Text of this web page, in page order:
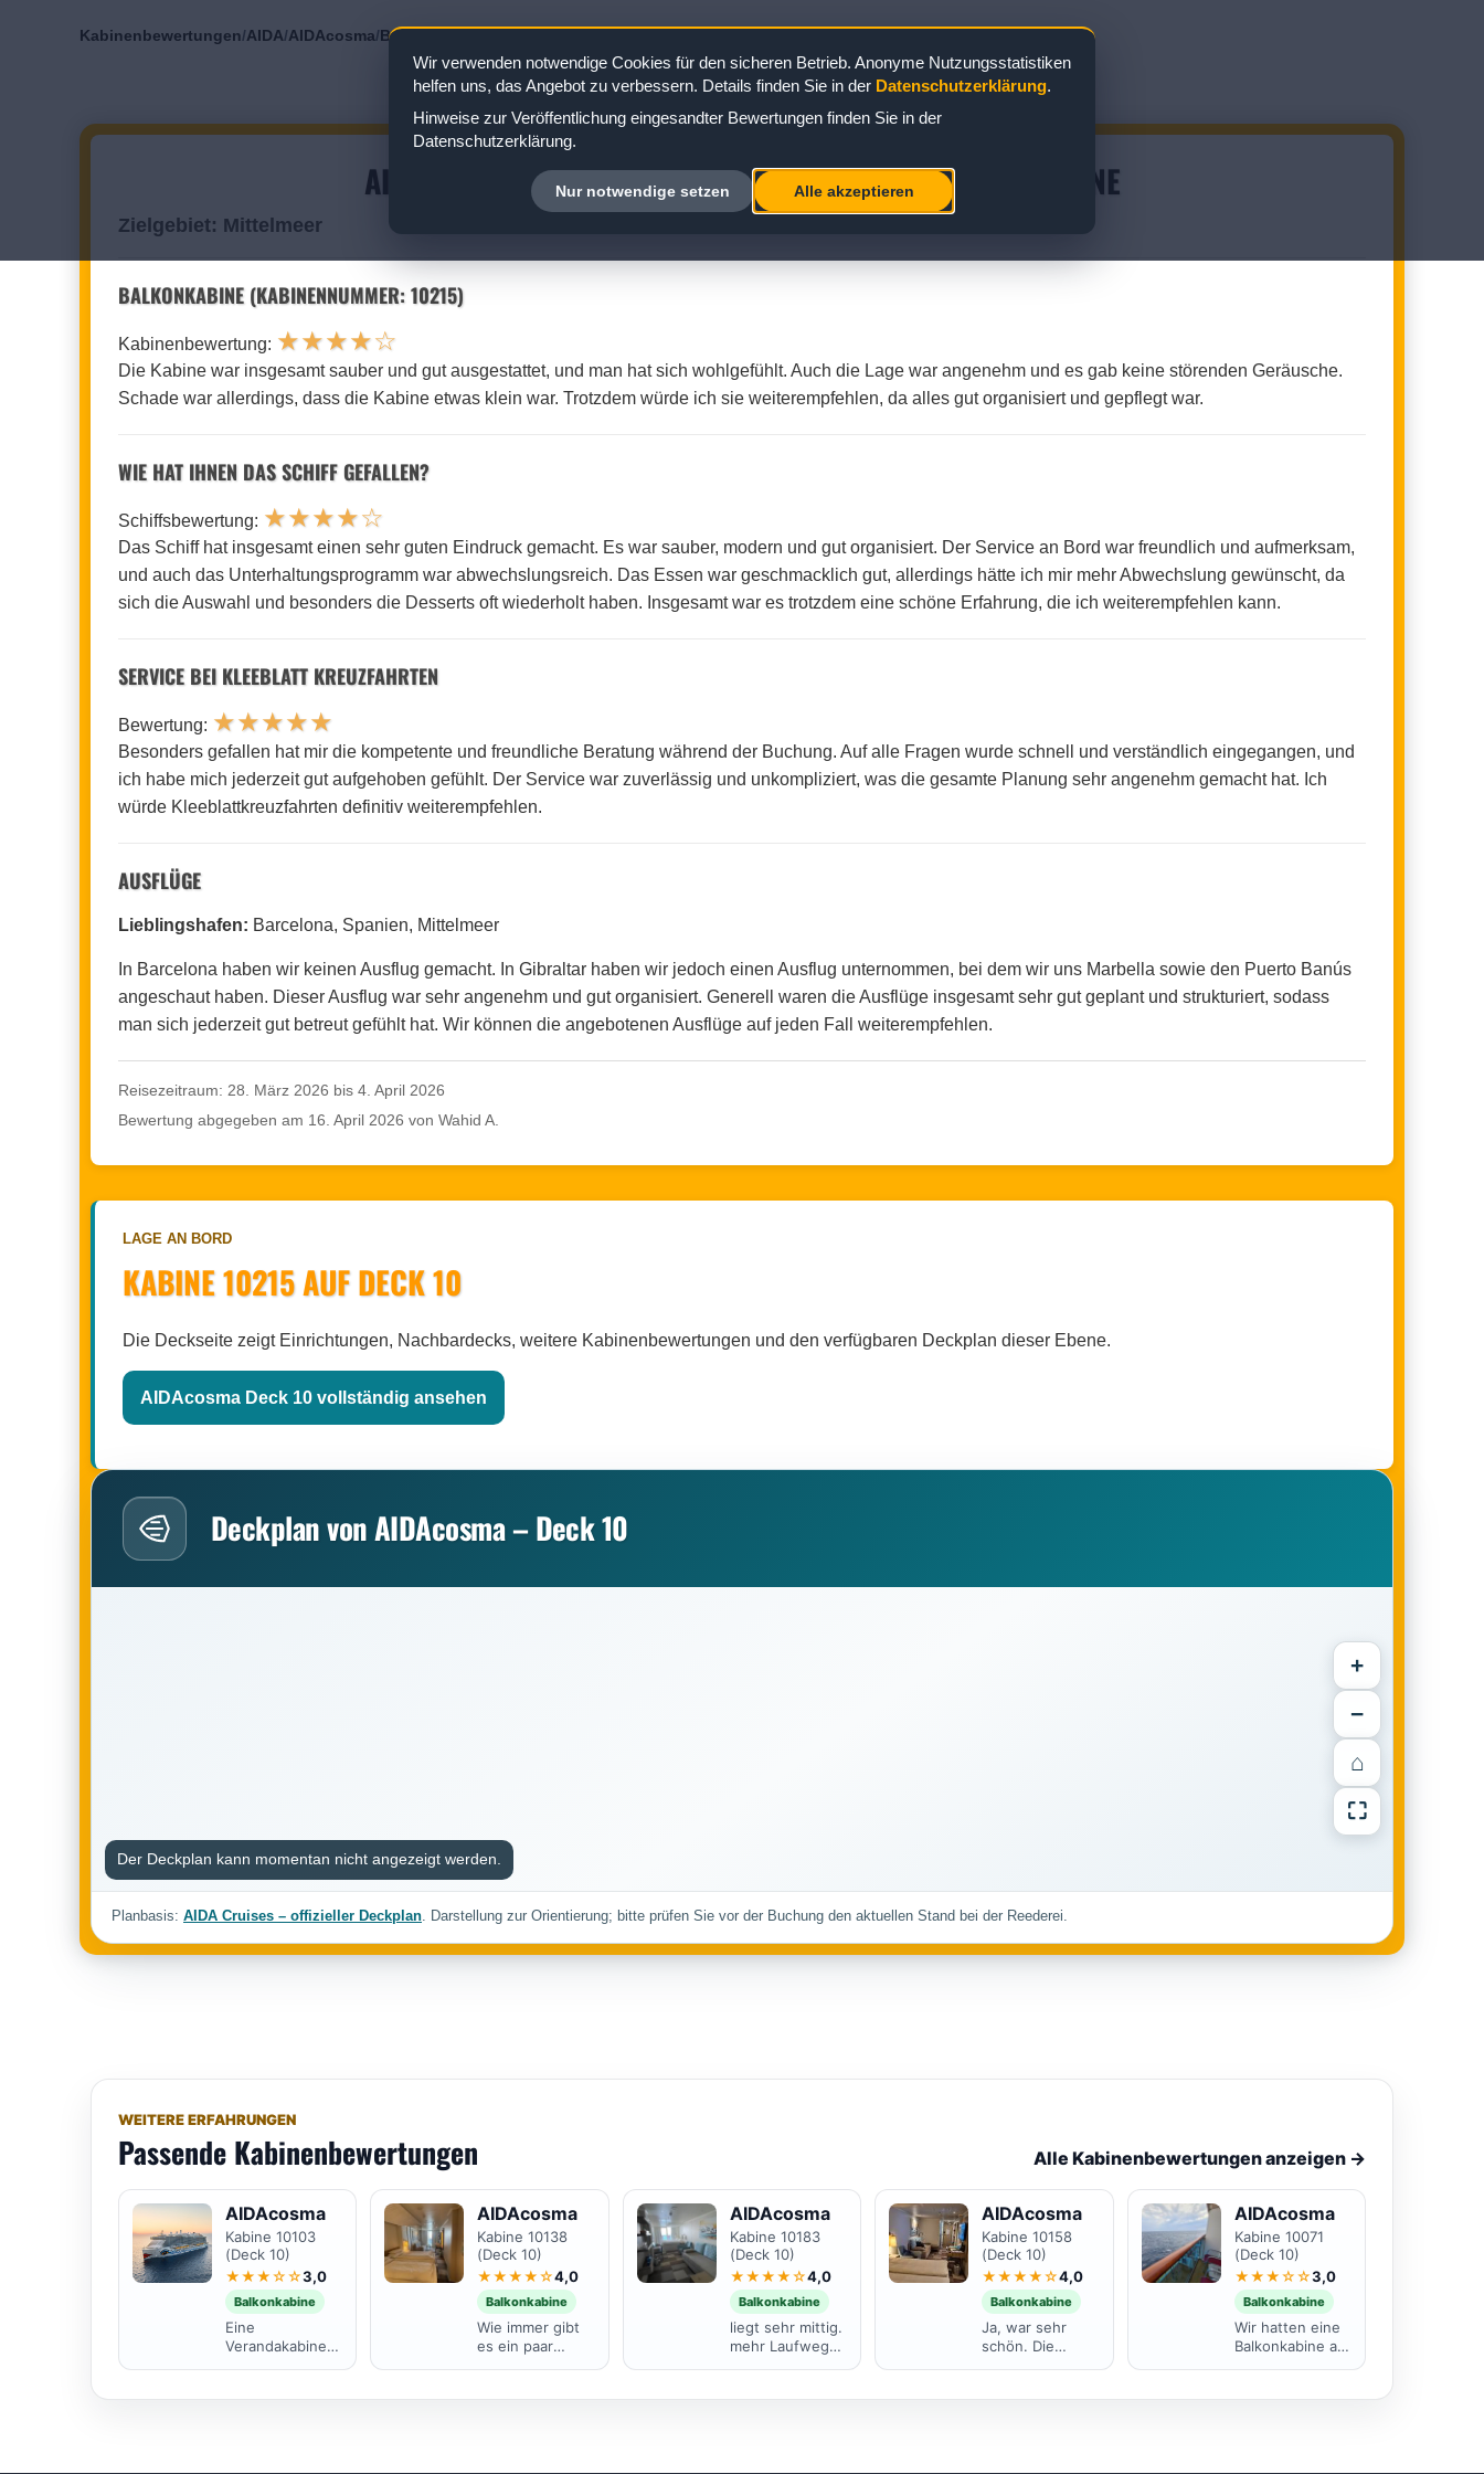
Kabinenbewertungen/AIDA/AIDAcosma/Balkonkabine
AIDACOSMA KABINE 10215: BEWERTUNG ZUR BALKONKABINE
Zielgebiet: Mittelmeer
BALKONKABINE (KABINENNUMMER: 10215)
Kabinenbewertung: ★★★★☆
Die Kabine war insgesamt sauber und gut ausgestattet, und man hat sich wohlgefühlt. Auch die Lage war angenehm und es gab keine störenden Geräusche.
Schade war allerdings, dass die Kabine etwas klein war. Trotzdem würde ich sie weiterempfehlen, da alles gut organisiert und gepflegt war.
WIE HAT IHNEN DAS SCHIFF GEFALLEN?
Schiffsbewertung: ★★★★☆
Das Schiff hat insgesamt einen sehr guten Eindruck gemacht. Es war sauber, modern und gut organisiert. Der Service an Bord war freundlich und aufmerksam,
und auch das Unterhaltungsprogramm war abwechslungsreich. Das Essen war geschmacklich gut, allerdings hätte ich mir mehr Abwechslung gewünscht, da
sich die Auswahl und besonders die Desserts oft wiederholt haben. Insgesamt war es trotzdem eine schöne Erfahrung, die ich weiterempfehlen kann.
SERVICE BEI KLEEBLATT KREUZFAHRTEN
Bewertung: ★★★★★
Besonders gefallen hat mir die kompetente und freundliche Beratung während der Buchung. Auf alle Fragen wurde schnell und verständlich eingegangen, und
ich habe mich jederzeit gut aufgehoben gefühlt. Der Service war zuverlässig und unkompliziert, was die gesamte Planung sehr angenehm gemacht hat. Ich
würde Kleeblattkreuzfahrten definitiv weiterempfehlen.
AUSFLÜGE
Lieblingshafen: Barcelona, Spanien, Mittelmeer
In Barcelona haben wir keinen Ausflug gemacht. In Gibraltar haben wir jedoch einen Ausflug unternommen, bei dem wir uns Marbella sowie den Puerto Banús
angeschaut haben. Dieser Ausflug war sehr angenehm und gut organisiert. Generell waren die Ausflüge insgesamt sehr gut geplant und strukturiert, sodass
man sich jederzeit gut betreut gefühlt hat. Wir können die angebotenen Ausflüge auf jeden Fall weiterempfehlen.
Reisezeitraum: 28. März 2026 bis 4. April 2026
Bewertung abgegeben am 16. April 2026 von Wahid A.
LAGE AN BORD
KABINE 10215 AUF DECK 10
Die Deckseite zeigt Einrichtungen, Nachbardecks, weitere Kabinenbewertungen und den verfügbaren Deckplan dieser Ebene.
AIDAcosma Deck 10 vollständig ansehen
Deckplan von AIDAcosma – Deck 10
+
−
⌂
⛶
Der Deckplan kann momentan nicht angezeigt werden.
Planbasis: AIDA Cruises – offizieller Deckplan . Darstellung zur Orientierung; bitte prüfen Sie vor der Buchung den aktuellen Stand bei der Reederei.
WEITERE ERFAHRUNGEN
Passende Kabinenbewertungen Alle Kabinenbewertungen anzeigen →
AIDAcosma
Kabine 10103
(Deck 10)
★★★☆☆3,0
Balkonkabine
Eine
Verandakabine
Balkon.
AIDAcosma
Kabine 10138
(Deck 10)
★★★★☆4,0
Balkonkabine
Wie immer gibt
es ein paar
in Ordnung
AIDAcosma
Kabine 10183
(Deck 10)
★★★★☆4,0
Balkonkabine
liegt sehr mittig.
mehr Laufwege
und zu konnte
AIDAcosma
Kabine 10158
(Deck 10)
★★★★☆4,0
Balkonkabine
Ja, war sehr
schön. Die
waren nicht so
AIDAcosma
Kabine 10071
(Deck 10)
★★★☆☆3,0
Balkonkabine
Wir hatten eine
Balkonkabine auf
und immer total
Wir verwenden notwendige Cookies für den sicheren Betrieb. Anonyme Nutzungsstatistiken
helfen uns, das Angebot zu verbessern. Details finden Sie in der Datenschutzerklärung.
Hinweise zur Veröffentlichung eingesandter Bewertungen finden Sie in der
Datenschutzerklärung.
Nur notwendige setzen Alle akzeptieren